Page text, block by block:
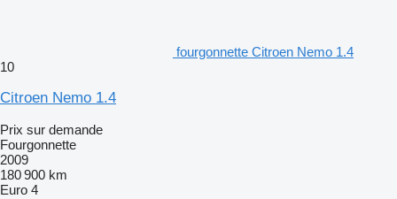
fourgonnette Citroen Nemo 1.4
10
Citroen Nemo 1.4
Prix sur demande
Fourgonnette
2009
180 900 km
Euro 4